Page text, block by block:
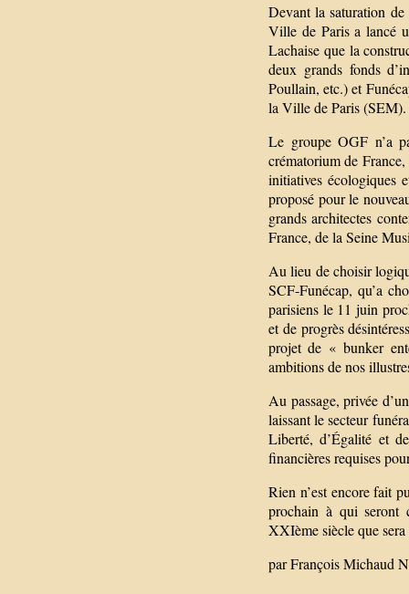
Devant la saturation
Ville de Paris a lancé
Lachaise que la
deux grands fonds
Poullain, etc.) et
la Ville de Paris (SEM).
Le groupe OGF n’a
crématorium de
initiatives écologiques
proposé pour le
grands architectes
France, de la Seine
Au lieu de choisir
SCF-Funécap, qu’a
parisiens le 11 juin
et de progrès
projet de « bunker
ambitions de nos
Au passage, privée
laissant le secteur
Liberté, d’Égalité et
financières requises
Rien n’est encore fait
prochain à qui seront
XXIème siècle que
par François Michaud